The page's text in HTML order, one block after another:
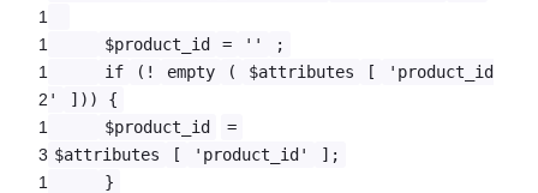
1
1
1
2
1
3
1
$product_id = ''
;
if
(! empty ( $attributes [
'product_id
'
])) {
$product_id
=
$attributes
[ 'product_id'
];
}